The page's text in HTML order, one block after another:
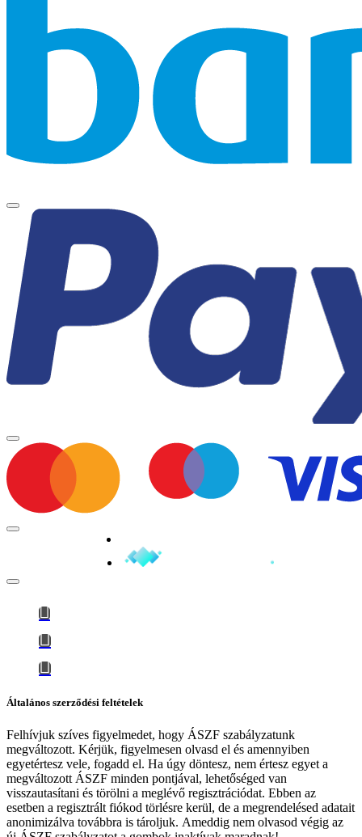
Általános szerződési feltételek
Felhívjuk szíves figyelmedet, hogy ÁSZF szabályzatunk
megváltozott. Kérjük, figyelmesen olvasd el és amennyiben
egyetértesz vele, fogadd el. Ha úgy döntesz, nem értesz egyet a
megváltozott ÁSZF minden pontjával, lehetőséged van
visszautasítani és törölni a meglévő regisztrációdat. Ebben az
esetben a regisztrált fiókod törlésre kerül, de a megrendelésed adatait
anonimizálva továbbra is tároljuk. Ameddig nem olvasod végig az